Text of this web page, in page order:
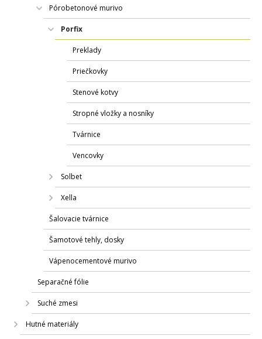
Pórobetonové murivo
Porfix
Preklady
Priečkovky
Stenové kotvy
Stropné vložky a nosníky
Tvárnice
Vencovky
Solbet
Xella
Šalovacie tvárnice
Šamotové tehly, dosky
Vápenocementové murivo
Separačné fólie
Suché zmesi
Hutné materiály